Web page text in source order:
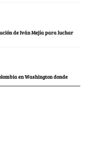
de Iván Mejía para luchar
en Washington donde